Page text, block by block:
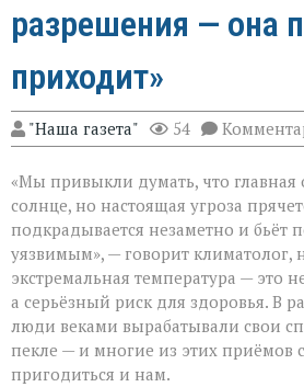
разрешения — она
приходит»
"Наша газета" 54
«Мы привыкли думать, что главная
солнце, но настоящая угроза
подкрадывается незаметно и бьёт
уязвимым», — говорит климатолог,
экстремальная температура — это
а серьёзный риск для здоровья. В
люди веками вырабатывали свои
пекле — и многие из этих приёмов
пригодиться и нам.